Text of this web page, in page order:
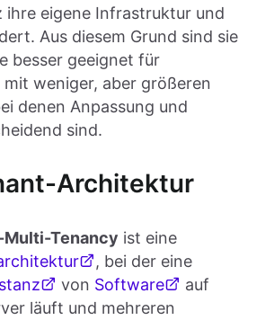
ihre eigene Infrastruktur und
Aus diesem Grund sind sie
besser geeignet für
weniger, aber größeren
denen Anpassung und
sind.
Architektur
Multi-Tenancy ist eine
, bei der eine
von Software
auf
läuft und mehreren